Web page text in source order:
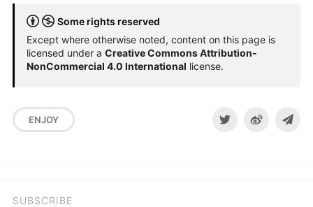
Some rights reserved
Except where otherwise noted, content on this page is
licensed under a Creative Commons Attribution-
NonCommercial 4.0 International license.
ENJOY
SUBSCRIBE